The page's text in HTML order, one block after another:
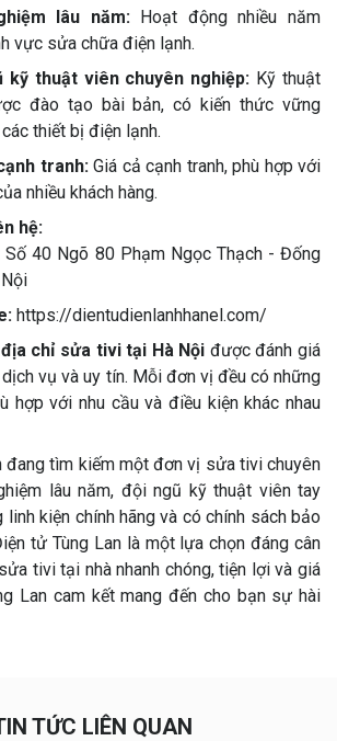
lâu năm: Hoạt động nhiều năm
vực sửa chữa điện lạnh.
kỹ thuật viên chuyên nghiệp: Kỹ thuật
đào tạo bài bản, có kiến thức vững
thiết bị điện lạnh.
tranh: Giá cả cạnh tranh, phù hợp với
nhiều khách hàng.
hệ:
Số 40 Ngõ 80 Phạm Ngọc Thạch - Đống
https://dientudienlanhhanel.com/
địa chỉ sửa tivi tại Hà Nội được đánh giá
vụ và uy tín. Mỗi đơn vị đều có những
hợp với nhu cầu và điều kiện khác nhau
đang tìm kiếm một đơn vị sửa tivi chuyên
lâu năm, đội ngũ kỹ thuật viên tay
linh kiện chính hãng và có chính sách bảo
tử Tùng Lan là một lựa chọn đáng cân
tivi tại nhà nhanh chóng, tiện lợi và giá
Lan cam kết mang đến cho bạn sự hài
TỨC LIÊN QUAN